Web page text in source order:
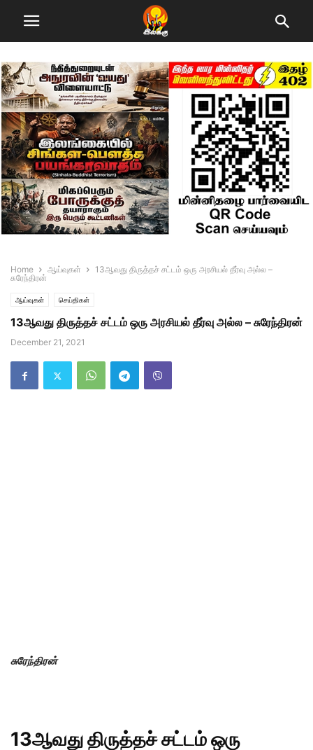
Home ஆய்வுகள்
13ஆவது திருத்தச் சட்டம் ஒரு அரசியல் தீர்வு அல்ல –
சுரேந்திரன்
ஆய்வுகள் செய்திகள்
13ஆவது திருத்தச் சட்டம் ஒரு அரசியல் தீர்வு அல்ல – சுரேந்திரன்
December 21, 2021
சுரேந்திரன்
13ஆவது திருத்தச் சட்டம்ஒரு